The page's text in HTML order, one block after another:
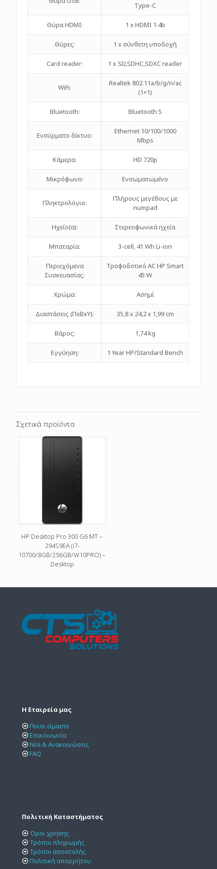
Type-C
Θύρα HDMI: 1 x HDMI 1.4b
Θύρες: 1 x σύνθετη υποδοχή
Card reader: 1 x SD,SDHC,SDXC reader
WiFi:
Realtek 802.11a/b/g/n/ac
(1×1)
Bluetooth: Bluetooth 5
Ενσύρματο δίκτυο:
Ethernet 10/100/1000
Mbps
Κάμερα: HD 720p
Mικρόφωνο: Ενσωματωμένο
Πληκτρολόγιο:
Πλήρους μεγέθους με
numpad
Ηχείο(α): Στερεοφωνικά ηχεία
Μπαταρία: 3-cell, 41 Wh Li-ion
Περιεχόμενα
Συσκευασίας:
Τροφοδοτικό AC HP Smart
45 W
Χρώμα: Ασημί
Διαστάσεις (ΠxΒxΥ): 35,8 x 24,2 x 1,99 cm
Βάρος: 1,74 kg
Εγγύηση: 1 Year HP/Standard Bench
Σχετικά προϊόντα
HP Desktop Pro 300 G6 MT –
294S9EA (i7-
10700/8GB/256GB/W10PRO) –
Desktop
Η Εταιρεία μας
Ποιοι είμαστε
Επικοινωνία
Νέα & Ανακοινώσεις
FAQ
Πολιτική Καταστήματος
Όροι χρήσης
Τρόποι πληρωμής
Τρόποι αποστολής
Πολιτική απορρήτου